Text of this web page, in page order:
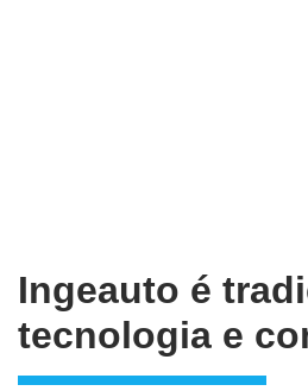
Ingeauto é
tecnologia e